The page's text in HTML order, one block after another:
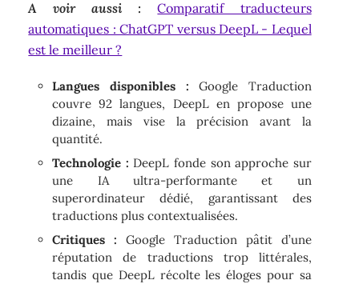
A voir aussi :
Comparatif traducteurs
automatiques : ChatGPT versus DeepL - Lequel
est le meilleur ?
Langues disponibles : Google Traduction
couvre 92 langues, DeepL en propose une
dizaine, mais vise la précision avant la
quantité.
Technologie : DeepL fonde son approche sur
une IA ultra-performante et un
superordinateur dédié, garantissant des
traductions plus contextualisées.
Critiques : Google Traduction pâtit d’une
réputation de traductions trop littérales,
tandis que DeepL récolte les éloges pour sa